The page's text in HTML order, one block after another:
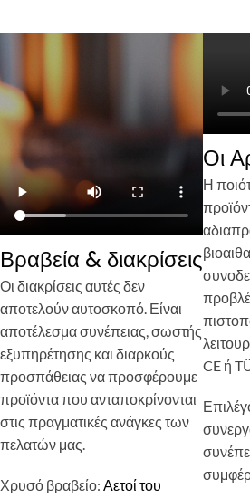
Βραβεία & διακρίσεις
Οι διακρίσεις αυτές δεν
αποτελούν αυτοσκοπό. Είναι
αποτέλεσμα συνέπειας, σωστής
εξυπηρέτησης και διαρκούς
προσπάθειας να προσφέρουμε
προϊόντα που ανταποκρίνονται
στις πραγματικές ανάγκες των
πελατών μας.
Χρυσό βραβείο: Αετοί του
Οι
Η
CE ή